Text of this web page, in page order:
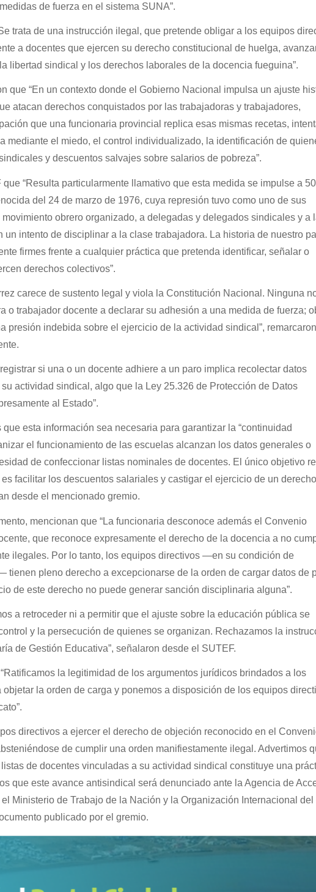
de fuerza en el sistema SUNA”.
trata de una instrucción ilegal, que pretende obligar a los equipos
a docentes que ejercen su derecho constitucional de huelga,
libertad sindical y los derechos laborales de la docencia fueguina”.
que “En un contexto donde el Gobierno Nacional impulsa un ajuste
atacan derechos conquistados por las trabajadoras y trabajadores,
que una funcionaria provincial replica esas mismas recetas,
mediante el miedo, el control individualizado, la identificación de
y descuentos salvajes sobre salarios de pobreza”.
“Resulta particularmente llamativo que esta medida se impulse a
del 24 de marzo de 1976, cuya represión tuvo como uno de sus
obrero organizado, a delegadas y delegados sindicales y a
un intento de disciplinar a la clase trabajadora. La historia de nuestro
firmes frente a cualquier práctica que pretenda identificar, señalar o
derechos colectivos”.
carece de sustento legal y viola la Constitución Nacional. Ninguna
o trabajador docente a declarar su adhesión a una medida de fuerza;
presión indebida sobre el ejercicio de la actividad sindical”, remarcaron
si una o un docente adhiere a un paro implica recolectar datos
actividad sindical, algo que la Ley 25.326 de Protección de Datos
al Estado”.
que esta información sea necesaria para garantizar la “continuidad
el funcionamiento de las escuelas alcanzan los datos generales o
de confeccionar listas nominales de docentes. El único objetivo
facilitar los descuentos salariales y castigar el ejercicio de un derecho
desde el mencionado gremio.
mencionan que “La funcionaria desconoce además el Convenio
que reconoce expresamente el derecho de la docencia a no
ilegales. Por lo tanto, los equipos directivos —en su condición de
tienen pleno derecho a excepcionarse de la orden de cargar datos de
de este derecho no puede generar sanción disciplinaria alguna”.
a retroceder ni a permitir que el ajuste sobre la educación pública se
y la persecución de quienes se organizan. Rechazamos la
de Gestión Educativa”, señalaron desde el SUTEF.
la legitimidad de los argumentos jurídicos brindados a los
la orden de carga y ponemos a disposición de los equipos
directivos a ejercer el derecho de objeción reconocido en el
de cumplir una orden manifiestamente ilegal. Advertimos
de docentes vinculadas a su actividad sindical constituye una
que este avance antisindical será denunciado ante la Agencia de
Ministerio de Trabajo de la Nación y la Organización Internacional del
publicado por el gremio.